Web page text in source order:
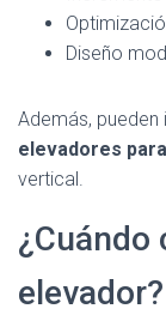
Diseño
Además,
elevadores
vertical.
¿Cuándo
elevador?